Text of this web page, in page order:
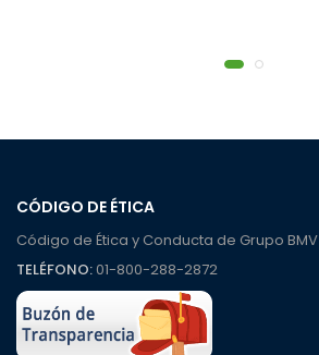
CÓDIGO DE ÉTICA
Código de Ética y Conducta de Grupo BMV
TELÉFONO:01-800-288-2872